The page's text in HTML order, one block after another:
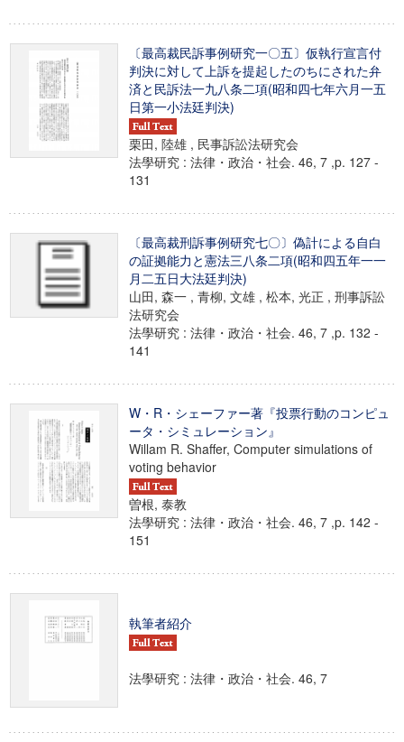
〔最高裁民訴事例研究一〇五〕仮執行宣言付
判決に対して上訴を提起したのちにされた弁
済と民訴法一九八条二項(昭和四七年六月一五
日第一小法廷判決)
栗田, 陸雄 , 民事訴訟法研究会
法學研究 : 法律・政治・社会. 46, 7 ,p. 127 -
131
〔最高裁刑訴事例研究七〇〕偽計による自白
の証拠能力と憲法三八条二項(昭和四五年一一
月二五日大法廷判決)
山田, 森一 , 青柳, 文雄 , 松本, 光正 , 刑事訴訟
法研究会
法學研究 : 法律・政治・社会. 46, 7 ,p. 132 -
141
W・R・シェーファー著『投票行動のコンピュ
ータ・シミュレーション』
Willam R. Shaffer, Computer simulations of
voting behavior
曽根, 泰教
法學研究 : 法律・政治・社会. 46, 7 ,p. 142 -
151
執筆者紹介
法學研究 : 法律・政治・社会. 46, 7